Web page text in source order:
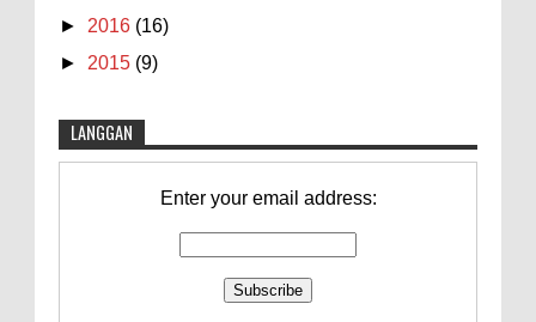
► 2016 (16)
► 2015 (9)
LANGGAN
Enter your email address: